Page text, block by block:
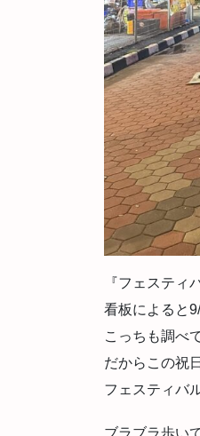
『フェスティ
看板によると
こっちも調べ
だからこの祝
フェスティバ
ブラブラ歩い